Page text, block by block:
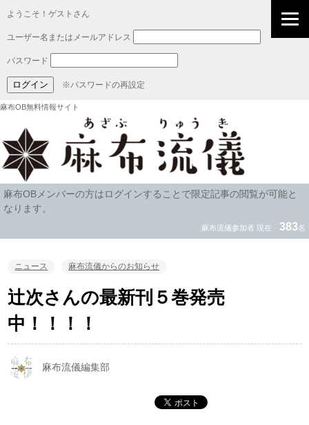
ようこそ！ゲストさん
ユーザー名またはメールアドレス
パスワード
※パスワードの再設定
麻布OB無料情報サイト
麻布OBメンバーの方はログインすることで限定記事の閲覧が可能と
なります。
麻布流儀参加者 現在 383名
ニュース 麻布流儀からのお知らせ
辻次さんの最新刊５巻発売
中！！！！
麻布流儀編集部